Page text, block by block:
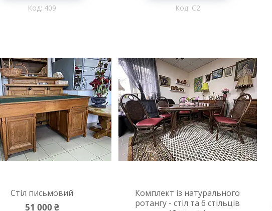
409 С2
Стіл письмовий
51 000 ₴
Комплект із натурального
ротангу - стіл та 6 стільців